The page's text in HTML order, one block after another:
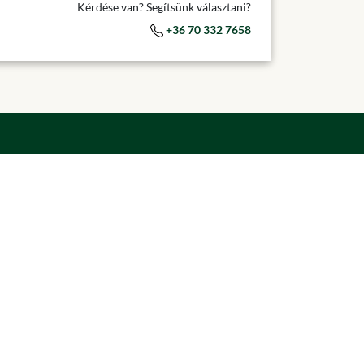
Kérdése van? Segítsünk választani?
+36 70 332 7658